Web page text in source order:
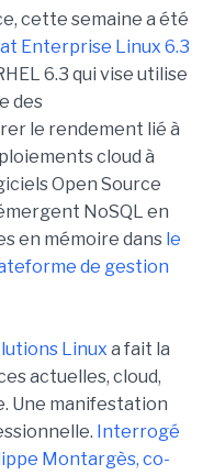
cette semaine a été
Enterprise Linux 6.3
6.3 qui vise utilise
des
le rendement lié à
cloud à
Open Source
NoSQL en
en mémoire dans le
de gestion
Linux a fait la
actuelles, cloud,
Une manifestation
Interrogé
Montargès, co-